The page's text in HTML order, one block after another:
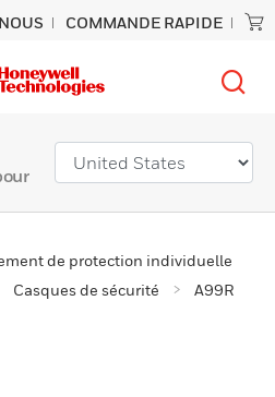
COMMANDE RAPIDE
de protection individuelle
Casques de sécurité
A99R